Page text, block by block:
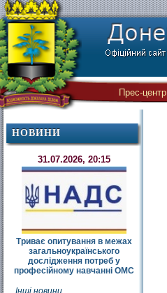
Прес-центр
НОВИНИ
31.07.2026, 20:15
Триває опитування в межах
загальноукраїнського
дослідження потреб у
професійному навчанні ОМС
Інші новини